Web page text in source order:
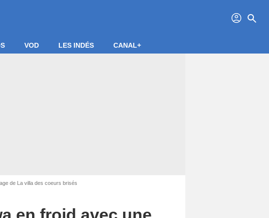
profil search
VOD LES INDÉS CANAL+
de La villa des coeurs brisés